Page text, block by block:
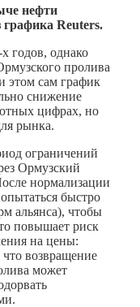
нефти
графика Reuters.
годов, однако
пролива
этом сам график
снижение
цифрах, но
рынка.
ограничений
Ормузский
нормализации
быстро
альянса), чтобы
повышает риск
на цены:
возвращение
может